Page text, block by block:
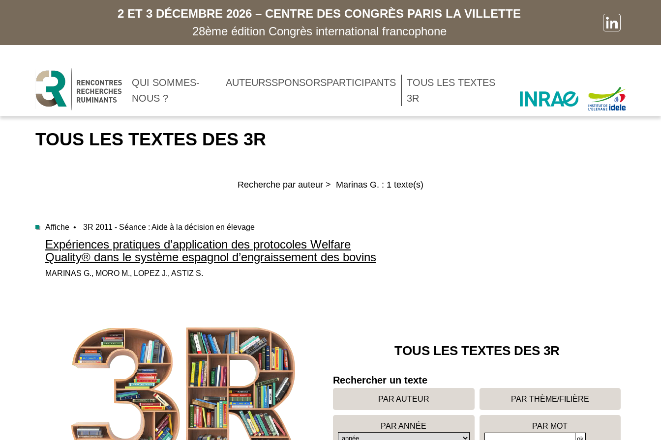
2 ET 3 DÉCEMBRE 2026 – CENTRE DES CONGRÈS PARIS LA VILLETTE
28ème édition Congrès international francophone
QUI SOMMES-
NOUS ?
AUTEURSSPONSORSPARTICIPANTS
TOUS LES TEXTES
3R
TOUS LES TEXTES DES 3R
Recherche par auteur > Marinas G. : 1 texte(s)
Affiche • 3R 2011 - Séance : Aide à la décision en élevage
Expériences pratiques d’application des protocoles Welfare
Quality® dans le système espagnol d’engraissement des bovins
MARINAS G., MORO M., LOPEZ J., ASTIZ S.
TOUS LES TEXTES DES 3R
Rechercher un texte
PAR AUTEUR PAR THÈME/FILIÈRE
PAR ANNÉE PAR MOT